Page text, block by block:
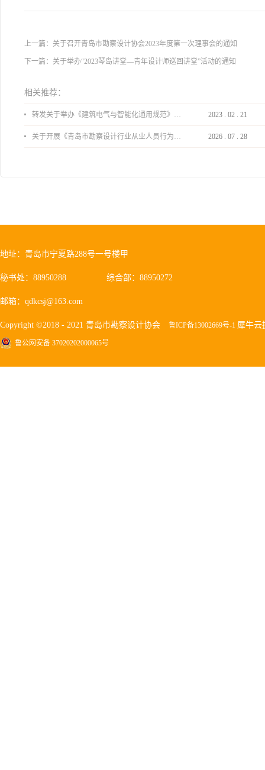
上一篇： 关于召开青岛市勘察设计协会2023年度第一次理事会的通知
下一篇： 关于举办“2023琴岛讲堂—青年设计师巡回讲堂”活动的通知
相关推荐：
转发关于举办《建筑电气与智能化通用规范》 GB55024-2022公益宣贯的通知 2023 02 21
关于开展《青岛市勘察设计行业从业人员行为导则》、《青岛市住宅工程设计审查品质提升指引（2026版）》宣贯活动的通知 2026 07 28
地址：青岛市宁夏路288号一号楼甲
秘书处：88950288 综合部：88950272
邮箱：qdkcsj@163.com
Copyright ©2018 - 2021 青岛市勘察设计协会 鲁ICP备13002669号-1 犀牛云
鲁公网安备 37020202000065号